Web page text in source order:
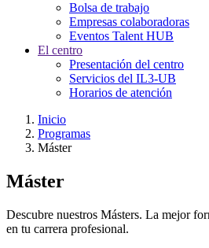
Bolsa de trabajo
Empresas colaboradoras
Eventos Talent HUB
El centro
Presentación del centro
Servicios del IL3-UB
Horarios de atención
Inicio
Programas
Máster
Máster
Descubre nuestros Másters. La mejor
en tu carrera profesional.